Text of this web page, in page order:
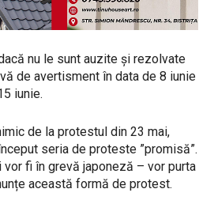
nu le sunt auzite și rezolvate
de avertisment în data de 8 iunie
iunie.
de la protestul din 23 mai,
seria de proteste ”promisă”.
vor fi în grevă japoneză – vor purta
această formă de protest.